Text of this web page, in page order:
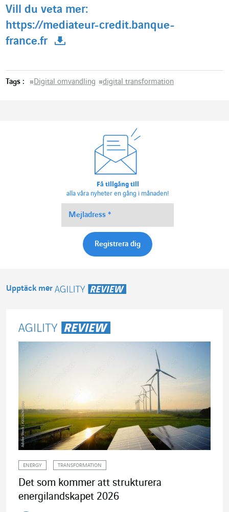
Vill du veta mer:
https://mediateur-credit.banque-
france.fr
Tags : #Digital omvandling #digital transformation
Få tillgång till
alla våra nyheter en gång i månaden!
Upptäck mer
ENERGY TRANSFORMATION
Det som kommer att strukturera
energilandskapet 2026